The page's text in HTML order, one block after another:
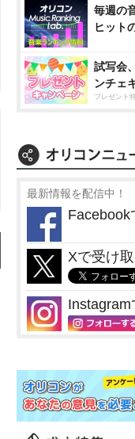
毎週の
ヒット
試写会
ンチェ
プレゼント
最新情報を配信中！
Facebook
Xで受け
Instagram